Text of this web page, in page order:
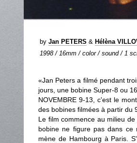
by Jan PETERS & Hélèna
1998 / 16mm / color / sound / 1
«Jan Peters a filmé pendant
jours, une bobine Super-8 ou 16
NOVEMBRE 9-13, c'est le
des bobines filmées à partir du
Le film commence au milieu
bobine ne figure pas dans ce
mène de Hambourg à Paris.